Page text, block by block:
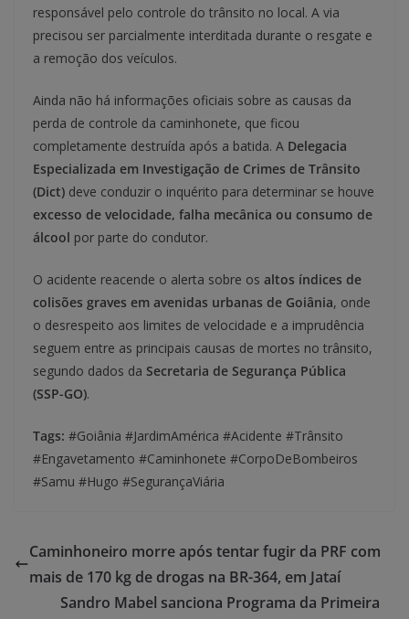
responsável pelo controle do trânsito no local. A via
precisou ser parcialmente interditada durante o resgate e
a remoção dos veículos.
Ainda não há informações oficiais sobre as causas da
perda de controle da caminhonete, que ficou
completamente destruída após a batida. A Delegacia
Especializada em Investigação de Crimes de Trânsito
(Dict) deve conduzir o inquérito para determinar se houve
excesso de velocidade, falha mecânica ou consumo de
álcool por parte do condutor.
O acidente reacende o alerta sobre os altos índices de
colisões graves em avenidas urbanas de Goiânia, onde
o desrespeito aos limites de velocidade e a imprudência
seguem entre as principais causas de mortes no trânsito,
segundo dados da Secretaria de Segurança Pública
(SSP-GO).
Tags: #Goiânia #JardimAmérica #Acidente #Trânsito
#Engavetamento #Caminhonete #CorpoDeBombeiros
#Samu #Hugo #SegurançaViária
Caminhoneiro morre após tentar fugir da PRF com
mais de 170 kg de drogas na BR-364, em Jataí
Sandro Mabel sanciona Programa da Primeira